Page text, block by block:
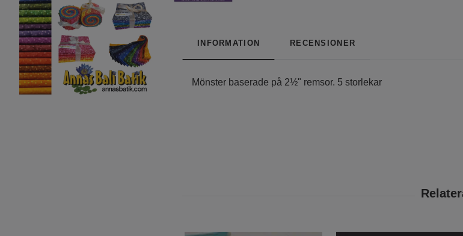
INFORMATION RECENSIONER
Mönster baserade på 2½" remsor. 5 storlekar